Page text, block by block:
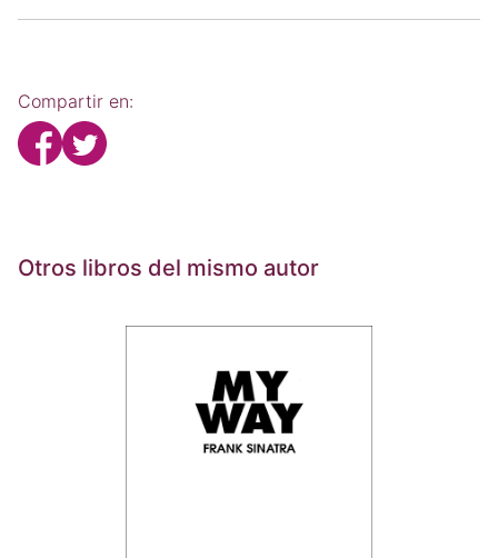
Compartir en:
Otros libros del mismo autor